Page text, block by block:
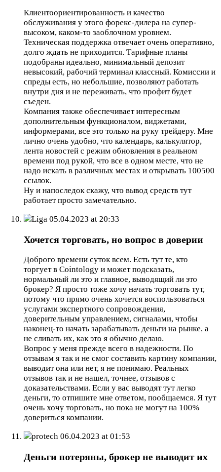
Клиентоориентированность и качество
обслуживания у этого форекс-дилера на супер-
высоком, каком-то заоблочном уровнем.
Техническая поддержка отвечает очень оперативно,
долго ждать не приходится. Тарифные планы
подобраны идеально, минимальный депозит
невысокий, рабочий терминал классный. Комиссии и
спреды есть, но небольшие, позволяют работать
внутри дня и не переживать, что профит будет
съеден.
Компания также обеспечивает интересным
дополнительным функционалом, виджетами,
информерами, все это только на руку трейдеру. Мне
лично очень удобно, что календарь, калькулятор,
лента новостей с режим обновления в реальном
времени под рукой, что все в одном месте, что не
надо искать в различных местах и открывать 100500
ссылок.
Ну и напоследок скажу, что вывод средств тут
работает просто замечательно.
Liga 05.04.2023 at 20:33
Хочется торговать, но вопрос в доверии
Доброго времени суток всем. Есть тут те, кто
торгует в Cointology и может подсказать,
нормальный ли это и главное, выводящий ли это
брокер? Я просто тоже хочу начать торговать тут,
потому что прямо очень хочется воспользоваться
услугами экспертного сопровождения,
доверительным управлением, сигналами, чтобы
наконец-то начать зарабатывать деньги на рынке, а
не сливать их, как это я обычно делаю.
Вопрос у меня прежде всего в надежности. По
отзывам я так и не смог составить картину компании,
выводит она или нет, я не понимаю. Реальных
отзывов так и не нашел, точнее, отзывов с
доказательствами. Если у вас выводят тут легко
деньги, то отпишите мне ответом, пообщаемся. Я тут
очень хочу торговать, но пока не могут на 100%
довериться компании.
protech 06.04.2023 at 01:53
Деньги потеряны, брокер не выводит их